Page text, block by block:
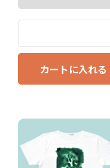
カートに入れる